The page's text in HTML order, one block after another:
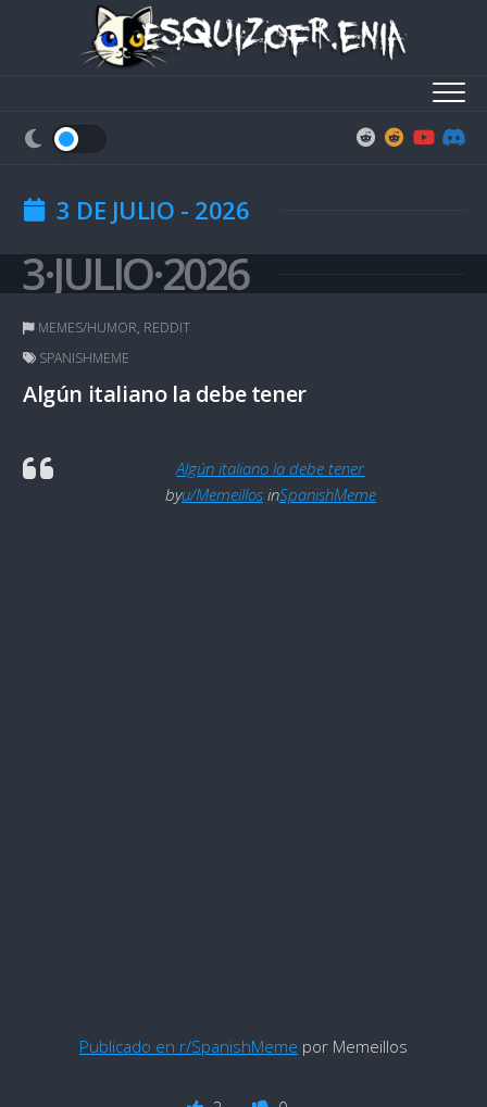
3 DE JULIO - 2026
3·JULIO·2026
MEMES/HUMOR, REDDIT
SPANISHMEME
Algún italiano la debe tener
Algún italiano la debe tener
byu/MemeillosinSpanishMeme
Publicado en r/SpanishMeme por Memeillos